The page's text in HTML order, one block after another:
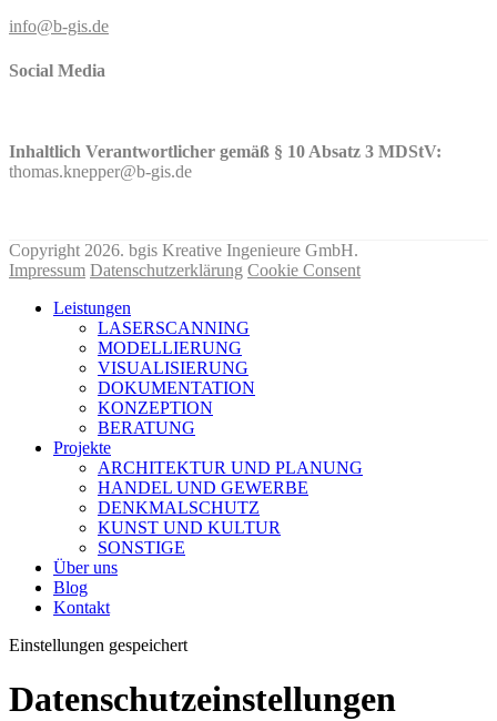
info@b-gis.de
Social Media
Inhaltlich Verantwortlicher gemäß § 10 Absatz 3 MDStV:
thomas.knepper@b-gis.de
Copyright 2026. bgis Kreative Ingenieure GmbH.
Impressum Datenschutzerklärung Cookie Consent
Leistungen
LASERSCANNING
MODELLIERUNG
VISUALISIERUNG
DOKUMENTATION
KONZEPTION
BERATUNG
Projekte
ARCHITEKTUR UND PLANUNG
HANDEL UND GEWERBE
DENKMALSCHUTZ
KUNST UND KULTUR
SONSTIGE
Über uns
Blog
Kontakt
Einstellungen gespeichert
Datenschutzeinstellungen